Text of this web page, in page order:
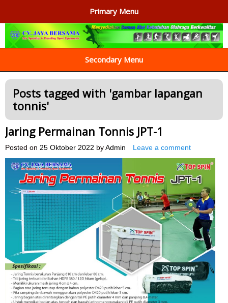
Primary Menu
AGEN ALAT OLAHRAGA
Menyediakan Alat Olahraga Terlengkap di Indonesia
Secondary Menu
Posts tagged with 'gambar lapangan
tonnis'
Jaring Permainan Tonnis JPT-1
Posted on 25 Oktober 2022 by Admin Leave a comment